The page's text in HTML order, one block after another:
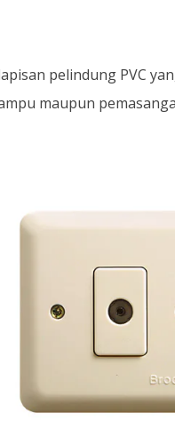
pelindung PVC
maupun